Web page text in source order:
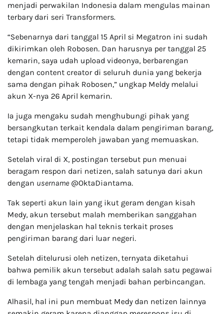
menjadi perwakilan Indonesia dalam mengulas mainan
terbary dari seri Transformers.
“Sebenarnya dari tanggal 15 April si Megatron ini sudah
dikirimkan oleh Robosen. Dan harusnya per tanggal 25
kemarin, saya udah upload videonya, berbarengan
dengan content creator di seluruh dunia yang bekerja
sama dengan pihak Robosen,” ungkap Meldy melalui
akun X-nya 26 April kemarin.
Ia juga mengaku sudah menghubungi pihak yang
bersangkutan terkait kendala dalam pengiriman barang,
tetapi tidak memperoleh jawaban yang memuaskan.
Setelah viral di X, postingan tersebut pun menuai
beragam respon dari netizen, salah satunya dari akun
dengan username @OktaDiantama.
Tak seperti akun lain yang ikut geram dengan kisah
Medy, akun tersebut malah memberikan sanggahan
dengan menjelaskan hal teknis terkait proses
pengiriman barang dari luar negeri.
Setelah ditelurusi oleh netizen, ternyata diketahui
bahwa pemilik akun tersebut adalah salah satu pegawai
di lembaga yang tengah menjadi bahan perbincangan.
Alhasil, hal ini pun membuat Medy dan netizen lainnya